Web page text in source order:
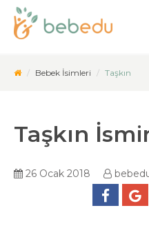
Bebek İsimleri Taşkın
Taşkın
26 Ocak 2018